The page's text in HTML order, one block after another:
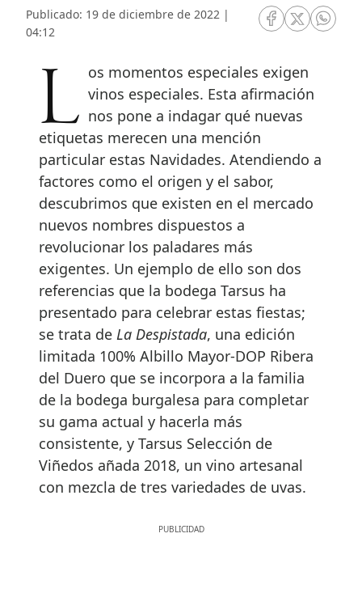
Publicado: 19 de diciembre de 2022 |
04:12
RRSS Facebook
RRSSRRSS
Los momentos especiales exigen vinos especiales. Esta afirmación
nos pone a indagar qué nuevas
etiquetas merecen una mención
particular estas Navidades. Atendiendo a
factores como el origen y el sabor,
descubrimos que existen en el mercado
nuevos nombres dispuestos a
revolucionar los paladares más
exigentes. Un ejemplo de ello son dos
referencias que la bodega Tarsus ha
presentado para celebrar estas fiestas;
se trata de La Despistada, una edición
limitada 100% Albillo Mayor-DOP Ribera
del Duero que se incorpora a la familia
de la bodega burgalesa para completar
su gama actual y hacerla más
consistente, y Tarsus Selección de
Viñedos añada 2018, un vino artesanal
con mezcla de tres variedades de uvas.